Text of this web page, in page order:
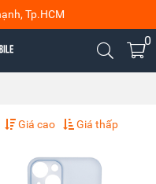
Tp.HCM
0
Giá cao Giá thấp